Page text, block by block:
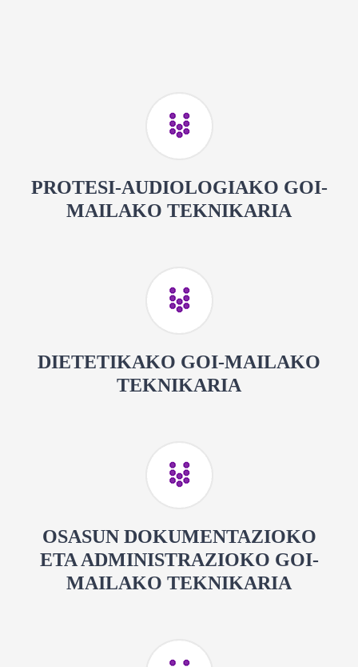
PROTESI-AUDIOLOGIAKO GOI-
MAILAKO TEKNIKARIA
DIETETIKAKO GOI-MAILAKO
TEKNIKARIA
OSASUN DOKUMENTAZIOKO
ETA ADMINISTRAZIOKO GOI-
MAILAKO TEKNIKARIA